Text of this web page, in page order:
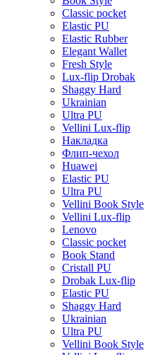
Classic pocket
Elastic PU
Elastic Rubber
Elegant Wallet
Fresh Style
Lux-flip Drobak
Shaggy Hard
Ukrainian
Ultra PU
Vellini Lux-flip
Накладка
Флип-чехол
Huawei
Elastic PU
Ultra PU
Vellini Book Style
Vellini Lux-flip
Lenovo
Classic pocket
Book Stand
Cristall PU
Drobak Lux-flip
Elastic PU
Shaggy Hard
Ukrainian
Ultra PU
Vellini Book Style